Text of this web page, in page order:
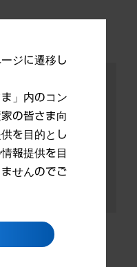
は、Adobe
インストール
。
ジに遷移し
ま」内のコン
の皆さま向
を目的とし
報提供を目
せんのでご